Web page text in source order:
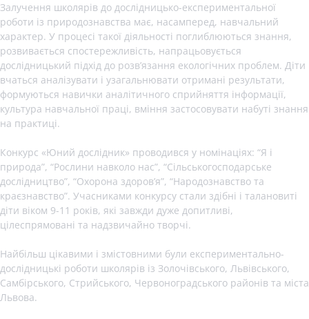
Залучення школярів до дослідницько-експериментальної
роботи із природознавства має, насамперед, навчальний
характер. У процесі такої діяльності поглиблюються знання,
розвивається спостережливість, напрацьовується
дослідницький підхід до розв’язання екологічних проблем. Діти
вчаться аналізувати і узагальнювати отримані результати,
формуються навички аналітичного сприйняття інформації,
культура навчальної праці, вміння застосовувати набуті знання
на практиці.
Конкурс «Юний дослідник» проводився у номінаціях: “Я і
природа”, “Рослини навколо нас”, “Сільськогосподарське
дослідництво”, “Охорона здоров’я”, “Народознавство та
краєзнавство”. Учасниками конкурсу стали здібні і талановиті
діти віком 9-11 років, які завжди дуже допитливі,
цілеспрямовані та надзвичайно творчі.
Найбільш цікавими і змістовними були експериментально-
дослідницькі роботи школярів із Золочівського, Львівського,
Самбірського, Стрийського, Червоноградського районів та міста
Львова.